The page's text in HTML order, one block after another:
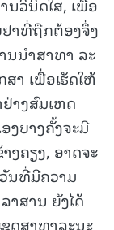
ວິນິດໃສ, ເພື່ອ
າທີ່ຖືກຕ້ອງຈຶ່ງ
ນນໍາສາທາ ລະ
າ ເພື່ອເຮັດໃຫ້
າງສົມເຫດ
ງບາງຄັ້ງຈະມີ
ງຄຽງ, ອາດຈະ
ນທີ່ມີຄວາມ
ສານ ຍັງໄດ້
ດສາທາລະນະ